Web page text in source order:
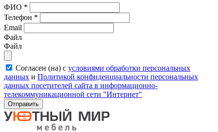
ФИО *
Телефон *
Email
Файл
Файл
Согласен (на) с условиями обработки персональных
данных и Политикой конфиденциальности персональных
данных посетителей сайта в информационно-
телекоммуникационной сети "Интернет"
Отправить